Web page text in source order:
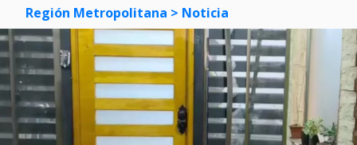
Región Metropolitana > Noticia